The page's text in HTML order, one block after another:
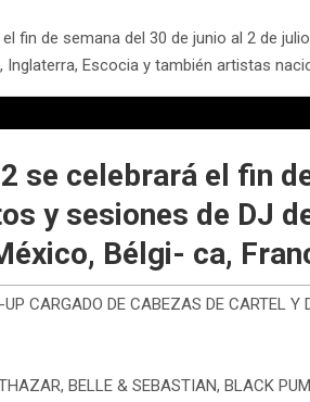
fin de semana del 30 de junio al 2 de
Inglaterra, Escocia y también artistas
se celebrará el fin
y sesiones de DJ
Bélgi- ca,
CARGADO DE CABEZAS DE CARTEL Y
BELLE & SEBASTIAN, BLACK